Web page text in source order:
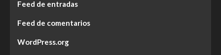
Feed de entradas
Feed de comentarios
WordPress.org